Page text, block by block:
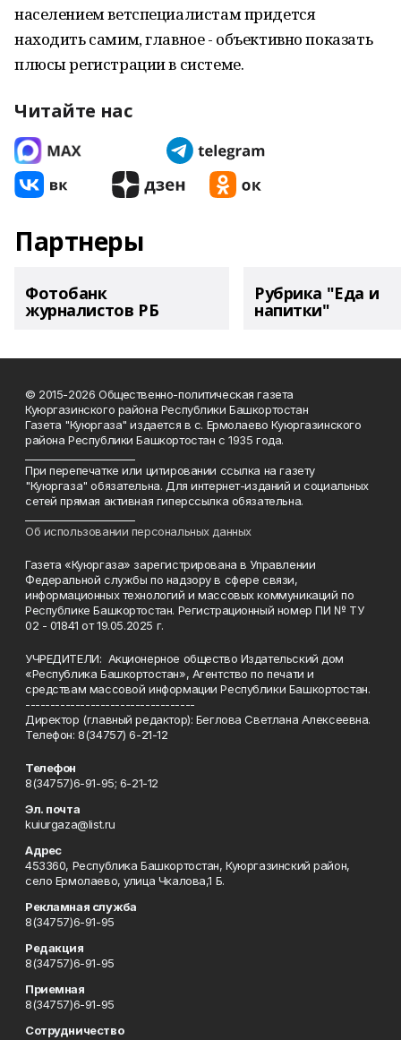
населением ветспециалистам придется
находить самим, главное - объективно показать
плюсы регистрации в системе.
Читайте нас
Партнеры
Фотобанк
журналистов РБ
Рубрика "Еда и
напитки"
© 2015-2026 Общественно-политическая газета
Куюргазинского района Республики Башкортостан
Газета "Куюргаза" издается в с. Ермолаево Куюргазинского
района Республики Башкортостан с 1935 года.
При перепечатке или цитировании ссылка на газету
"Куюргаза" обязательна. Для интернет-изданий и социальных
сетей прямая активная гиперссылка обязательна.
Об использовании персональных данных
Газета «Куюргаза» зарегистрирована в Управлении
Федеральной службы по надзору в сфере связи,
информационных технологий и массовых коммуникаций по
Республике Башкортостан. Регистрационный номер ПИ № ТУ
02 - 01841 от 19.05.2025 г.
УЧРЕДИТЕЛИ: Акционерное общество Издательский дом
«Республика Башкортостан», Агентство по печати и
средствам массовой информации Республики Башкортостан.
----------------------------------
Директор (главный редактор): Беглова Светлана Алексеевна.
Телефон: 8(34757) 6-21-12
Телефон
8(34757)6-91-95; 6-21-12
Эл. почта
kuiurgaza@list.ru
Адрес
453360, Республика Башкортостан, Куюргазинский район,
село Ермолаево, улица Чкалова,1 Б.
Рекламная служба
8(34757)6-91-95
Редакция
8(34757)6-91-95
Приемная
8(34757)6-91-95
Сотрудничество